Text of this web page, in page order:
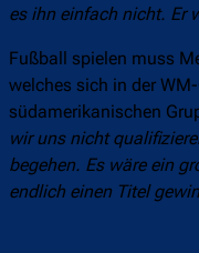
es ihn einfach nicht. Er
Fußball spielen muss
welches sich in der
südamerikanischen
wir uns nicht
begehen. Es wäre ein
endlich einen Titel